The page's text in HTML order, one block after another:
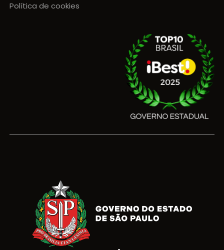
Política de cookies